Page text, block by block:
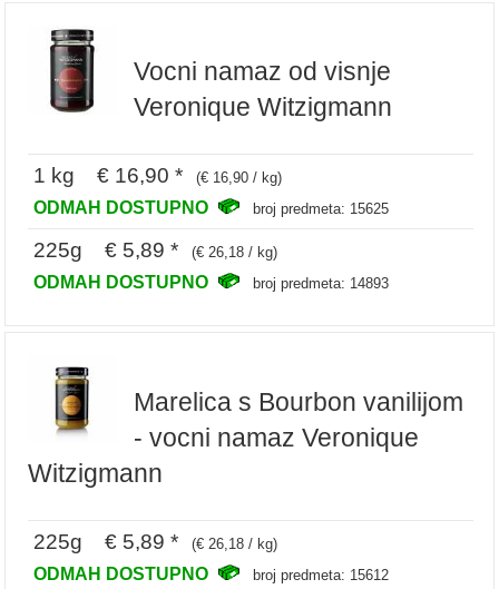
Vocni namaz od visnje
Veronique Witzigmann
1 kg € 16,90 * (€ 16,90 / kg)
ODMAH DOSTUPNO broj predmeta: 15625
225g € 5,89 * (€ 26,18 / kg)
ODMAH DOSTUPNO broj predmeta: 14893
Marelica s Bourbon vanilijom
- vocni namaz Veronique
Witzigmann
225g € 5,89 * (€ 26,18 / kg)
ODMAH DOSTUPNO broj predmeta: 15612